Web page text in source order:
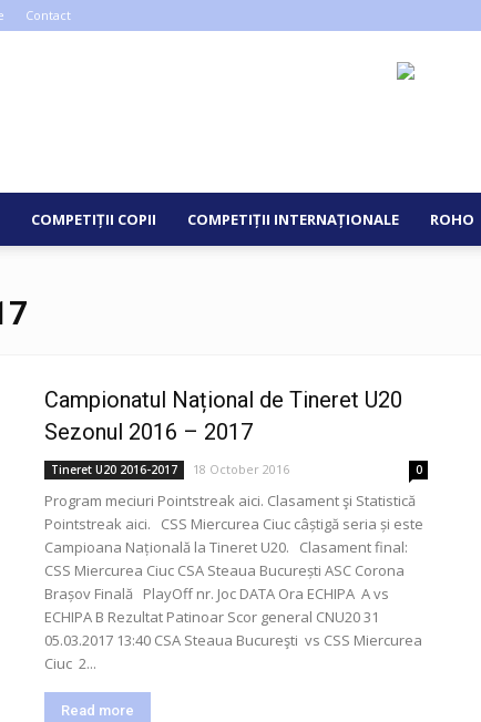
Contact
COMPETIȚII COPII COMPETIȚII INTERNAȚIONALE ROHO
Campionatul Național de Tineret U20
Sezonul 2016 – 2017
Tineret U20 2016-2017 18 October 2016 0
Program meciuri Pointstreak aici. Clasament şi Statistică
Pointstreak aici. CSS Miercurea Ciuc câștigă seria și este
Campioana Națională la Tineret U20. Clasament final:
CSS Miercurea Ciuc CSA Steaua București ASC Corona
Brașov Finală PlayOff nr. Joc DATA Ora ECHIPA A vs
ECHIPA B Rezultat Patinoar Scor general CNU20 31
05.03.2017 13:40 CSA Steaua Bucureşti vs CSS Miercurea
Ciuc 2...
Read more